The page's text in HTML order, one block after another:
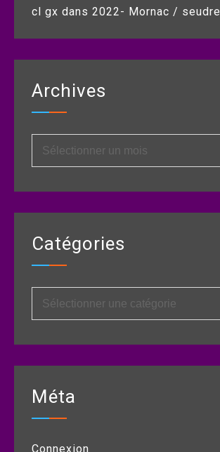
cl gx dans 2022- Mornac / seudre
Archives
Catégories
Méta
Connexion